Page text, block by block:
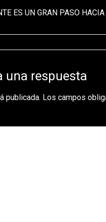
ES UN GRAN PASO
una respuesta
publicada. Los campos